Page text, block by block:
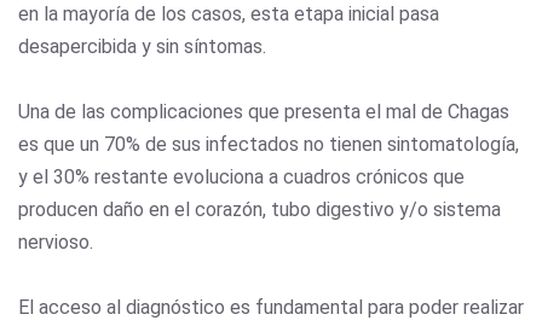
en la mayoría de los casos, esta etapa inicial pasa
desapercibida y sin síntomas.
Una de las complicaciones que presenta el mal de Chagas
es que un 70% de sus infectados no tienen sintomatología,
y el 30% restante evoluciona a cuadros crónicos que
producen daño en el corazón, tubo digestivo y/o sistema
nervioso.
El acceso al diagnóstico es fundamental para poder realizar